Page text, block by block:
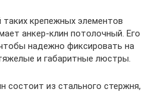
крепежных элементов
анкер-клин потолочный. Его
надежно фиксировать на
и габаритные люстры.
состоит из стального стержня,